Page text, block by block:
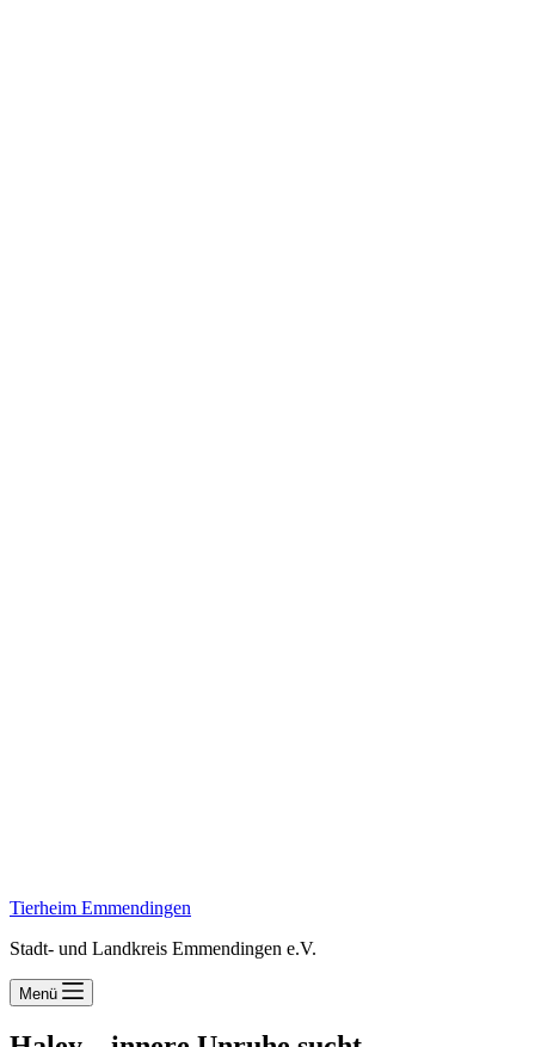
Tierheim Emmendingen
Stadt- und Landkreis Emmendingen e.V.
Menü